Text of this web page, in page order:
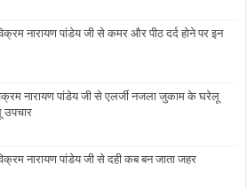
नारायण पांडेय जी से कमर और पीठ दर्द होने पर इन
नारायण पांडेय जी से एलर्जी नजला जुकाम के घरेलू
उपचार
नारायण पांडेय जी से दही कब बन जाता जहर